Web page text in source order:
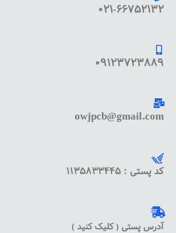
021-66752132
09123723889
owjpcb@gmail.com
کد پستی : 1135833445
آدرس پستی ( کلیک کنید )